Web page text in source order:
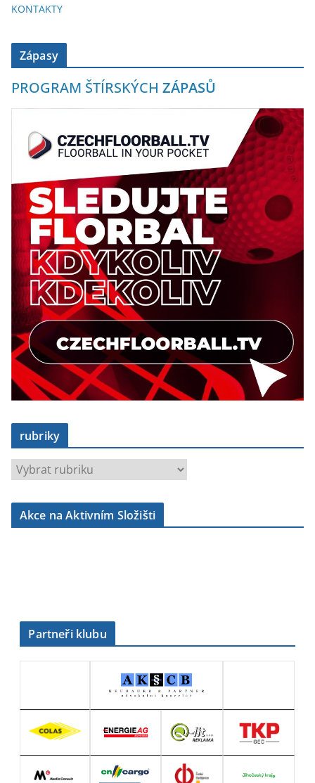
KONTAKTY
Zápasy
PROGRAM ŠTÍRSKÝCH ZÁPASŮ
rubriky
u
b
Akce na Aktivním Složišti
Partneři klubu